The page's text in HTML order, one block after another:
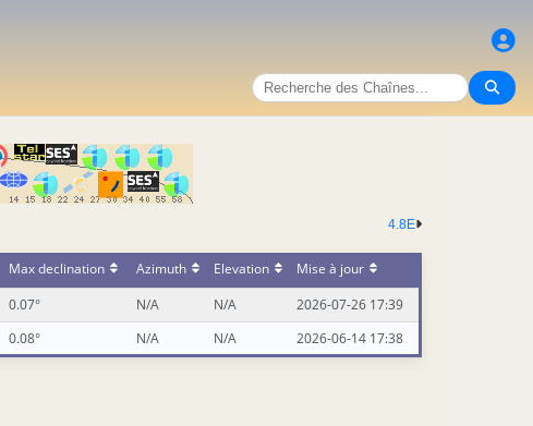
4.8E
Max declination Azimuth Elevation
Mise à jour
0.07° N/A N/A
2026-07-26 17:39
0.08° N/A N/A 2026-06-14 17:38